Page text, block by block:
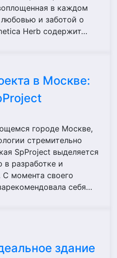
в каждом
и заботой о
Herb содержит…
в Москве:
городе Москве,
стремительно
SpProject выделяется
в разработке и
С момента своего
себя…
здание